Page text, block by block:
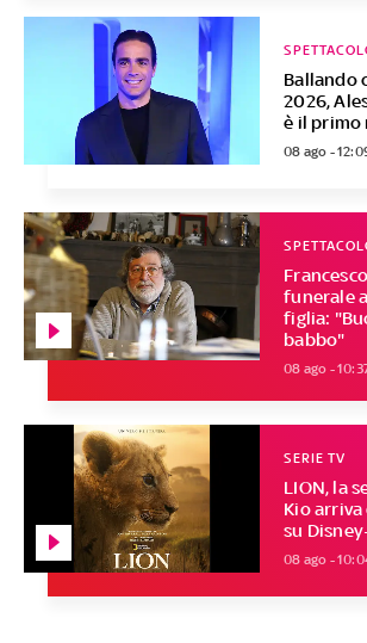
Ballando
2026,
è il primo
08 ago -
funerale
figlia:
babbo"
08 ago -
LION, la
Kio
su
SERIE TV
08 ago -